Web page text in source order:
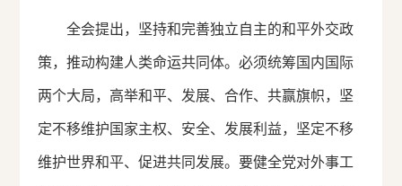
全会提出，坚持和完善独立自主的和平外交政
策，推动构建人类命运共同体。必须统筹国内国际
两个大局，高举和平、发展、合作、共赢旗帜，坚
定不移维护国家主权、安全、发展利益，坚定不移
维护世界和平、促进共同发展。要健全党对外事工